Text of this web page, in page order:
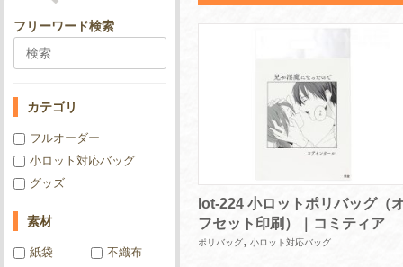
lot-224 小ロットポリバッグ（
フセット印刷）｜コミティア
ポリバッグ, 小ロット対応バッグ
フリーワード検索
カテゴリ
フルオーダー
小ロット対応バッグ
グッズ
素材
紙袋
不織布